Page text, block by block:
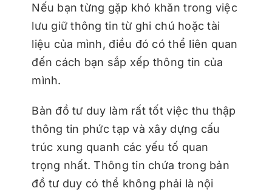
Nếu bạn từng gặp khó khăn trong việc
lưu giữ thông tin từ ghi chú hoặc tài
liệu của mình, điều đó có thể liên quan
đến cách bạn sắp xếp thông tin của
mình.
Bản đồ tư duy làm rất tốt việc thu thập
thông tin phức tạp và xây dựng cấu
trúc xung quanh các yếu tố quan
trọng nhất. Thông tin chứa trong bản
đồ tư duy có thể không phải là nội